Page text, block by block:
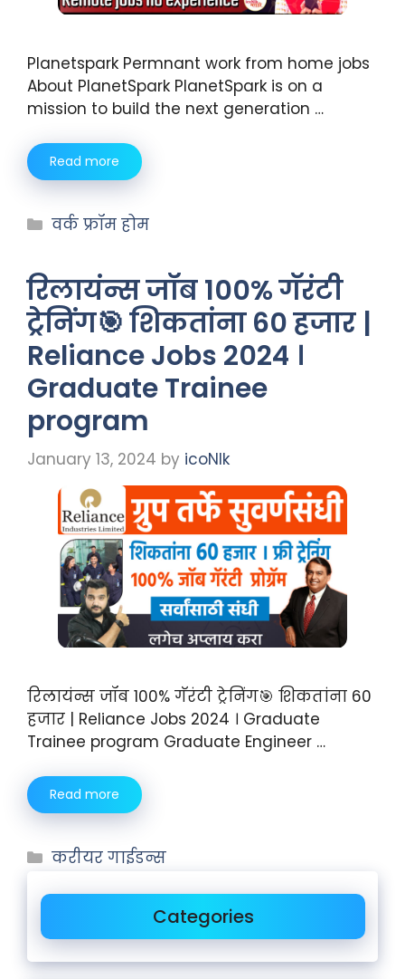
Planetspark Permnant work from home jobs
About PlanetSpark PlanetSpark is on a
mission to build the next generation …
Read more
वर्क फ्रॉम होम
रिलायंन्स जॉब 100% गॅरंटी
ट्रेनिंग🎯 शिकतांना 60 हजार |
Reliance Jobs 2024 ।
Graduate Trainee
program
January 13, 2024 by icoNIk
रिलायंन्स जॉब 100% गॅरंटी ट्रेनिंग🎯 शिकतांना 60
हजार | Reliance Jobs 2024 । Graduate
Trainee program Graduate Engineer …
Read more
करीयर गाईडन्स
Categories